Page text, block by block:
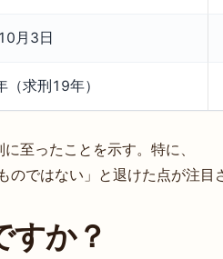
月3日
（求刑19年）
至ったことを示す。特に、
ではない」と退けた点が注目
か？